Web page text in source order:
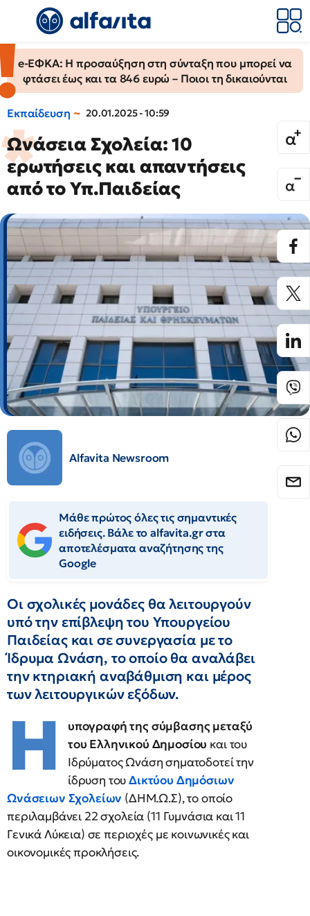
e-ΕΦΚΑ: Η προσαύξηση στη σύνταξη που μπορεί να
φτάσει έως και τα 846 ευρώ – Ποιοι τη δικαιούνται
Εκπαίδευση 20.01.2025 - 10:59
Ωνάσεια Σχολεία: 10
ερωτήσεις και απαντήσεις
από το Υπ.Παιδείας
Alfavita Newsroom
Μάθε πρώτος όλες τις σημαντικές
ειδήσεις. Βάλε το alfavita.gr στα
αποτελέσματα αναζήτησης της
Google
Οι σχολικές μονάδες θα λειτουργούν
υπό την επίβλεψη του Υπουργείου
Παιδείας και σε συνεργασία με το
Ίδρυμα Ωνάση, το οποίο θα αναλάβει
την κτηριακή αναβάθμιση και μέρος
των λειτουργικών εξόδων.
Η
υπογραφή της σύμβασης μεταξύ
του Ελληνικού Δημοσίου και του
Ιδρύματος Ωνάση σηματοδοτεί την
ίδρυση τουΔικτύου Δημόσιων
Ωνάσειων Σχολείων (ΔΗΜ.Ω.Σ), το οποίο
περιλαμβάνει 22 σχολεία (11 Γυμνάσια και 11
Γενικά Λύκεια) σε περιοχές με κοινωνικές και
οικονομικές προκλήσεις.